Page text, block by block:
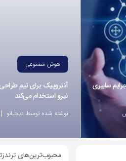
وقوع 55درصد جرایم سایبری
هوش مصنوعی
آنتروپیک برای تیم
نیرو استخدام می‌کند
نوشته شده توسط دیجیاتو
محبوب‌ترین‌های